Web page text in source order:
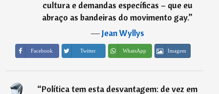
cultura e demandas específicas – que eu
abraço as bandeiras do movimento gay.”
―Jean Wyllys
Facebook Twitter WhatsApp Imagem
“Política tem esta desvantagem: de vez em